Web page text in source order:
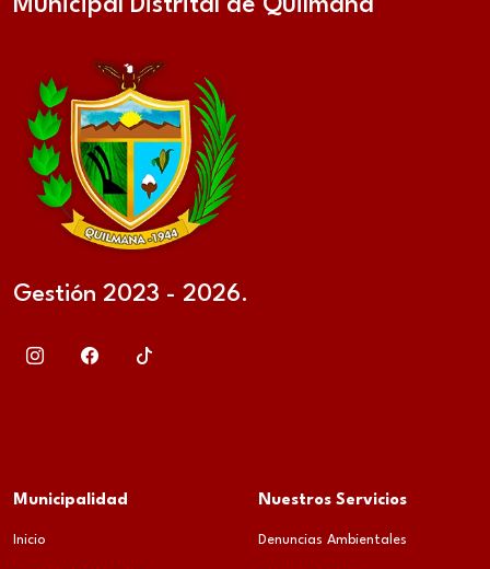
Municipal Distrital de Quilmaná
Gestión 2023 - 2026.
Municipalidad
Inicio
Nuestros Servicios
Denuncias Ambientales